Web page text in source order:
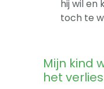
hij wil en
toch te
Mijn kind
het